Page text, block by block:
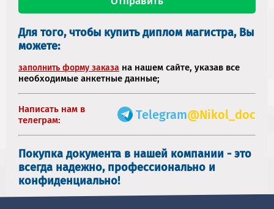
Для того, чтобы купить диплом магистра, Вы
можете:
заполнить форму заказа на нашем сайте, указав все
необходимые анкетные данные;
Написать нам в
телеграм:
Telegram@Nikol_doc
Покупка документа в нашей компании - это
всегда надежно, профессионально и
конфиденциально!